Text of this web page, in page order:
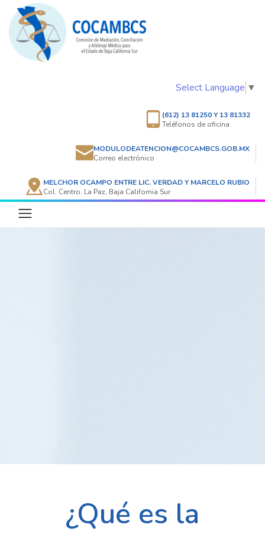
Select Language ▼
(612) 13 81250 Y 13 81332
Teléfonos de oficina
MODULODEATENCION@COCAMBCS.GOB.MX
Correo electrónico
MELCHOR OCAMPO ENTRE LIC. VERDAD Y MARCELO RUBIO
Col. Centro. La Paz, Baja California Sur
¿Qué es la